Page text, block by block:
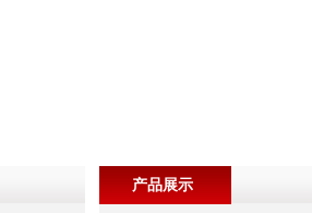
产品展示